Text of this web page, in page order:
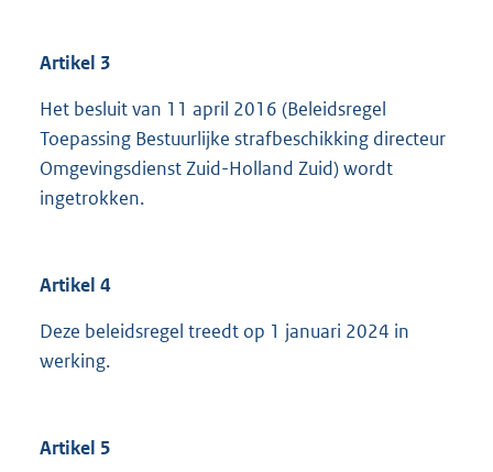
Artikel 3
Het besluit van 11 april 2016 (Beleidsregel
Toepassing Bestuurlijke strafbeschikking directeur
Omgevingsdienst Zuid-Holland Zuid) wordt
ingetrokken.
Artikel 4
Deze beleidsregel treedt op 1 januari 2024 in
werking.
Artikel 5